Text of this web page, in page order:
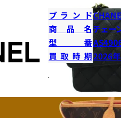
ブランド
商品名チェー
型番
買取時期2026